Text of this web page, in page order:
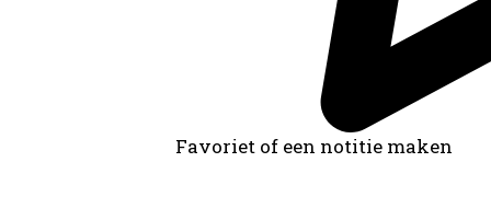
Favoriet of een notitie maken